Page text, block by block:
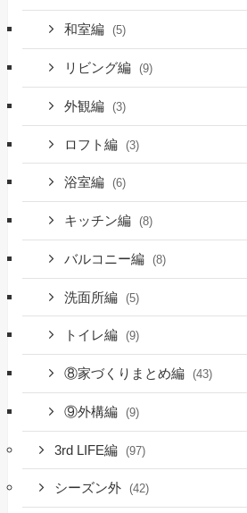
和室編 (5)
リビング編 (9)
外観編 (3)
ロフト編 (3)
浴室編 (6)
キッチン編 (8)
バルコニー編 (8)
洗面所編 (5)
トイレ編 (9)
⑧家づくりまとめ編 (43)
⑨外構編 (9)
3rd LIFE編 (97)
シーズン外 (42)